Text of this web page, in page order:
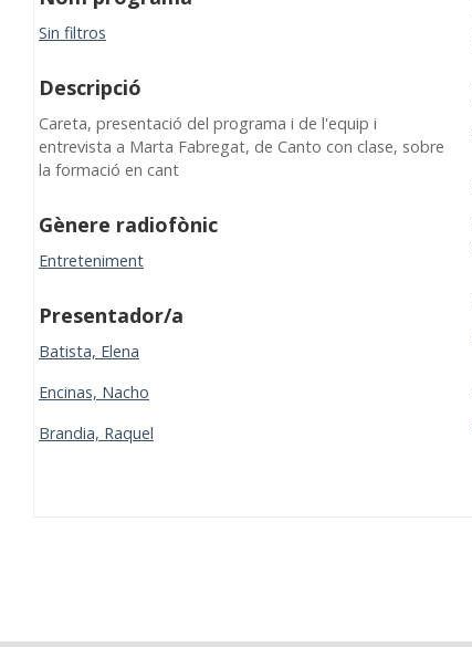
Sin filtros
Descripció
Careta, presentació del programa i de l'equip i
entrevista a Marta Fabregat, de Canto con clase, sobre
la formació en cant
Gènere radiofònic
Entreteniment
Presentador/a
Batista, Elena
Encinas, Nacho
Brandia, Raquel